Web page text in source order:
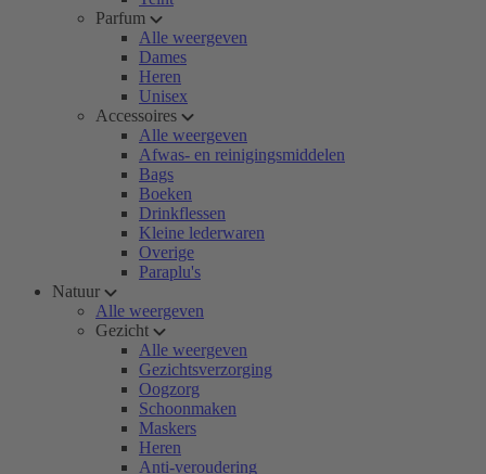
Parfum
Alle weergeven
Dames
Heren
Unisex
Accessoires
Alle weergeven
Afwas- en reinigingsmiddelen
Bags
Boeken
Drinkflessen
Kleine lederwaren
Overige
Paraplu's
Natuur
Alle weergeven
Gezicht
Alle weergeven
Gezichtsverzorging
Oogzorg
Schoonmaken
Maskers
Heren
Anti-veroudering